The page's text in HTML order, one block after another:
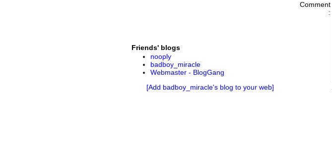
Friends' blogs
nooply
badboy_miracle
Webmaster - BlogGang
[Add badboy_miracle's blog to your web]
Comment
: